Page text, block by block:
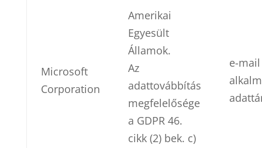
Microsoft
Corporation
Amerikai
Egyesült
Államok.
Az
adattovábbítás
megfelelősége
a GDPR 46.
cikk (2) bek. c)
e-mail